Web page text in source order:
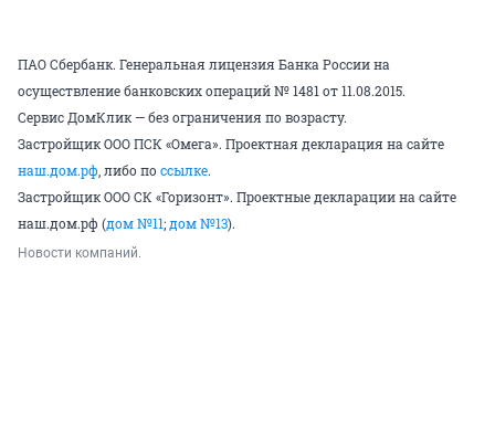
ПАО Сбербанк. Генеральная лицензия Банка России на
осуществление банковских операций № 1481 от 11.08.2015.
Сервис ДомКлик — без ограничения по возрасту.
Застройщик ООО ПСК «Омега». Проектная декларация на сайте
наш.дом.рф , либо по ссылке.
Застройщик ООО СК «Горизонт». Проектные декларации на сайте
наш.дом.рф (дом №11; дом №13).
Новости компаний.